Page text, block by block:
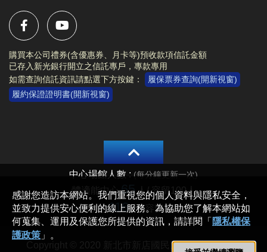
購買本公司禮券(含優惠券、月卡等)預收款項信託金額
已存入新光銀行開立之信託專戶，專款專用
如需查詢信託資訊請點選下方按鍵：
履保票券查詢(開新視窗)
履約保證證明書(開新視窗)
Copyright © 2020 新北市新店國民運動中心 All rights